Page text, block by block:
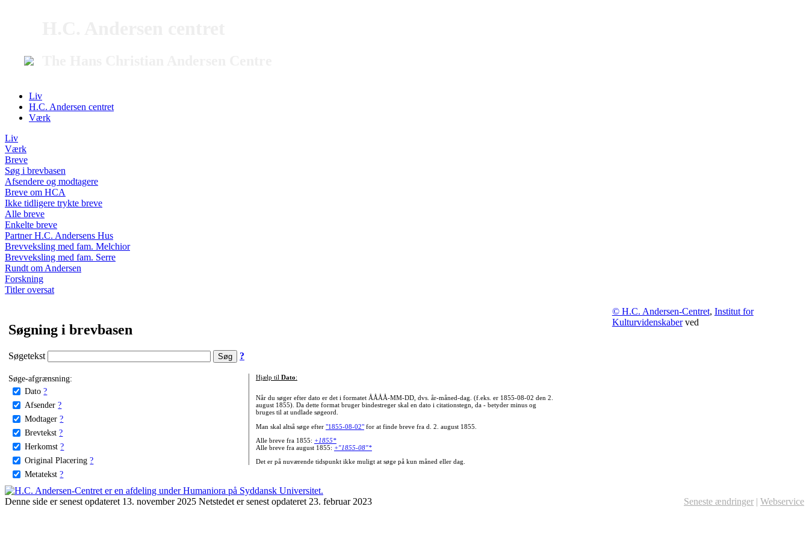
Liv
H.C. Andersen centret
Værk
Liv
Værk
Breve
Søg i brevbasen
Afsendere og modtagere
Breve om HCA
Ikke tidligere trykte breve
Alle breve
Enkelte breve
Partner H.C. Andersens Hus
Brevveksling med fam. Melchior
Brevveksling med fam. Serre
Rundt om Andersen
Forskning
Titler oversat
Søgning i brevbasen
Søgetekst ?
Søge-afgrænsning:
Dato ?
Afsender ?
Modtager ?
Brevtekst ?
Herkomst ?
Original Placering ?
Metatekst ?
Hjælp til Dato:
Når du søger efter dato er det i formatet ÅÅÅÅ-MM-DD, dvs. år-måned-dag. (f.eks. er 1855-08-02 den 2.
august 1855). Da dette format bruger bindestreger skal en dato i citationstegn, da - betyder minus og
bruges til at undlade søgeord.
Man skal altså søge efter "1855-08-02"for at finde breve fra d. 2. august 1855.
Alle breve fra 1855: +1855*
Alle breve fra august 1855: +"1855-08"*
Det er på nuværende tidspunkt ikke muligt at søge på kun måned eller dag.
© H.C. Andersen-Centret, Institut for
Kulturvidenskaberved
Denne side er senest opdateret 13. november 2025 Netstedet er senest opdateret 23. februar 2023 Seneste ændringer | Webservice